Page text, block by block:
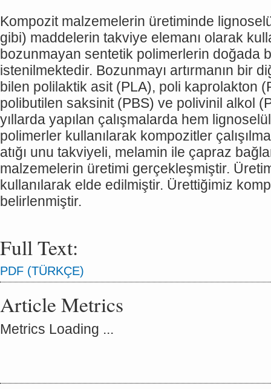
Kompozit malzemelerin üretiminde
gibi) maddelerin takviye elemanı olarak
bozunmayan sentetik polimerlerin doğada
istenilmektedir. Bozunmayı artırmanın bir
bilen polilaktik asit (PLA), poli kaprolakton
polibutilen saksinit (PBS) ve polivinil alkol
yıllarda yapılan çalışmalarda hem
polimerler kullanılarak kompozitler
atığı unu takviyeli, melamin ile çapraz
malzemelerin üretimi gerçekleşmiştir.
kullanılarak elde edilmiştir. Ürettiğimiz
belirlenmiştir.
Full Text:
PDF (TÜRKÇE)
Article Metrics
Metrics Loading ...